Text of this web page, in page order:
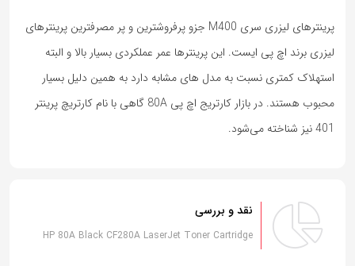
پرینترهای لیزری سری M400 جزو پرفروشترین و پر مصرفترین پرینترهای
لیزری برند اچ پی ایست. این پرینترها عمر عملکردی بسیار بالا و البته
استهلاک کمتری نسبت به مدل های مشابه دارد به همین دلیل بسیار
محبوب هستند. در بازار کارتریج اچ پی 80A گاهی با نام کارتریچ پرینتر
401 نیز شناخته می‌شود.
نقد و بررسی
HP 80A Black CF280A LaserJet Toner Cartridge